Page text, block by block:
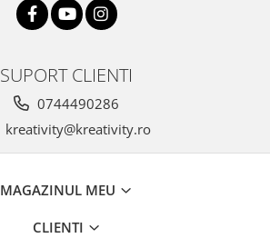
SUPORT CLIENTI
0744490286
kreativity@kreativity.ro
MAGAZINUL MEU
CLIENTI